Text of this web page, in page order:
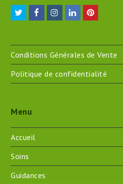
TwitterFacebookInstagram
LinkedInPinterest
Conditions Générales de Vente
Politique de confidentialité
Menu
Accueil
Soins
Guidances